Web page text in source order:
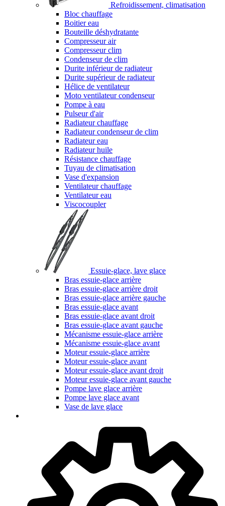
Refroidissement, climatisation
Bloc chauffage
Boitier eau
Bouteille déshydratante
Compresseur air
Compresseur clim
Condenseur de clim
Durite inférieur de radiateur
Durite supérieur de radiateur
Hélice de ventilateur
Moto ventilateur condenseur
Pompe à eau
Pulseur d'air
Radiateur chauffage
Radiateur condenseur de clim
Radiateur eau
Radiateur huile
Résistance chauffage
Tuyau de climatisation
Vase d'expansion
Ventilateur chauffage
Ventilateur eau
Viscocoupler
Essuie-glace, lave glace
Bras essuie-glace arrière
Bras essuie-glace arrière droit
Bras essuie-glace arrière gauche
Bras essuie-glace avant
Bras essuie-glace avant droit
Bras essuie-glace avant gauche
Mécanisme essuie-glace arrière
Mécanisme essuie-glace avant
Moteur essuie-glace arrière
Moteur essuie-glace avant
Moteur essuie-glace avant droit
Moteur essuie-glace avant gauche
Pompe lave glace arrière
Pompe lave glace avant
Vase de lave glace